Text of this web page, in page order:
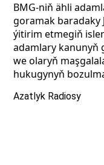
BMG-niň ähli
goramak baradaky
ýitirim etmegiň
adamlary kanunyň
we olaryň
hukugynyň
Azatlyk Radiosy